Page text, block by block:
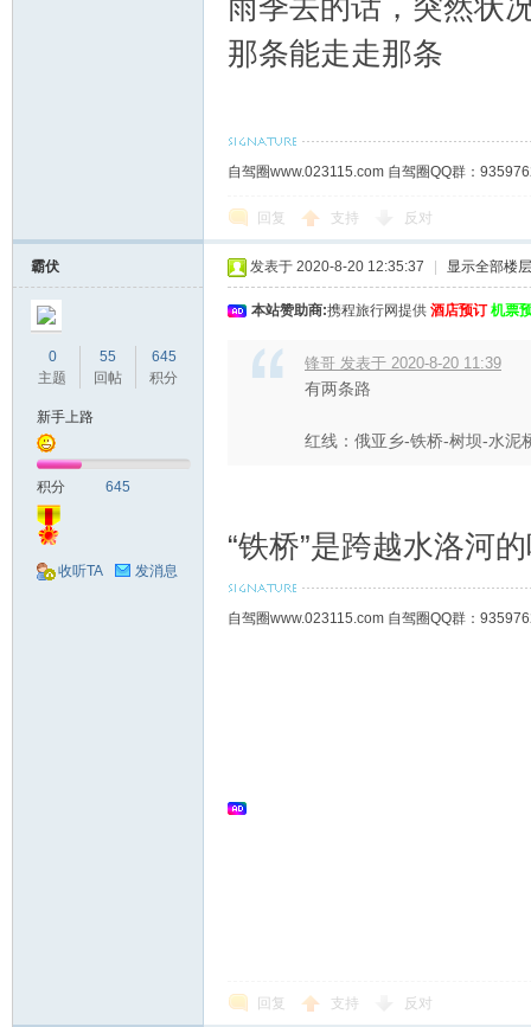
雨季去的话，突然状
那条能走走那条
自驾圈www.023115.com 自驾圈QQ群：
回复 支持 反对
霸伏
0
主题
55
回帖
645
积分
新手上路
积分 645
收听TA 发消息
发表于 2020-8-20 12:35:37 显示全部楼层
本站赞助商:携程旅行网提供 酒店预订 机票
锋哥 发表于 2020-8-20 11:39
有两条路
红线：俄亚乡-铁桥-树坝-水泥
“铁桥”是跨越水洛河
自驾圈www.023115.com 自驾圈QQ群：
回复 支持 反对